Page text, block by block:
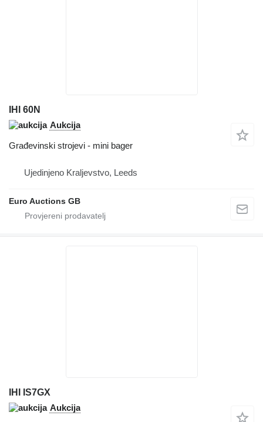
IHI 60N
Aukcija
Građevinski strojevi - mini bager
Ujedinjeno Kraljevstvo, Leeds
Euro Auctions GB
IHI IS7GX
Aukcija